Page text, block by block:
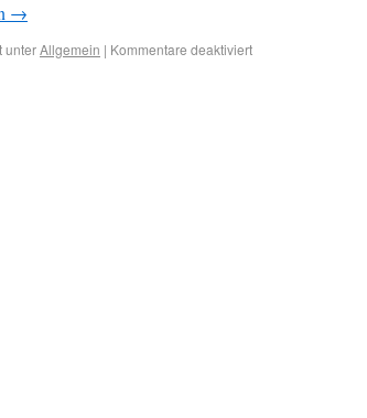
→
unterAllgemein | Kommentare deaktiviert